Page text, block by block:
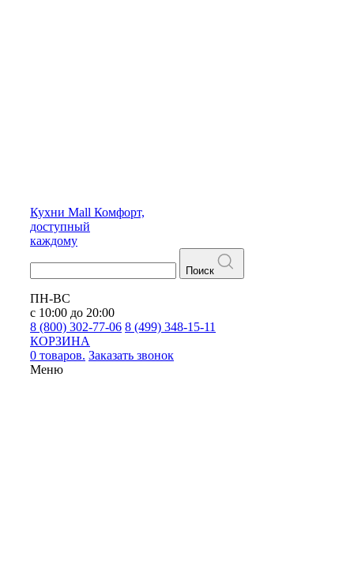
Кухни Mall Комфорт,
доступный
каждому
Поиск
ПН-ВС
с 10:00 до 20:00
8 (800) 302-77-06 8 (499) 348-15-11
КОРЗИНА
0 товаров. Заказать звонок
Меню